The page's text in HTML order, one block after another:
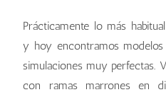
Prácticamente lo más
y hoy encontramos
simulaciones muy perfectas.
con ramas marrones en